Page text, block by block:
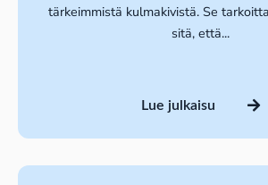
tärkeimmistä kulmakivistä. Se
sitä, että...
Lue julkaisu